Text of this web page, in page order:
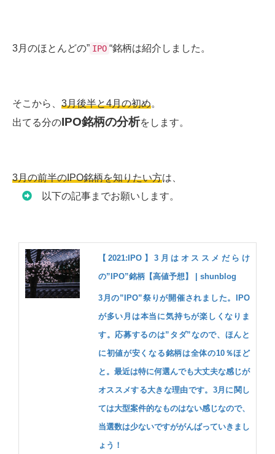
3月のほとんどの” IPO “銘柄は紹介しました。
そこから、 3月後半と4月の初め。
出てる分のIPO銘柄の分析をします。
3月の前半のIPO銘柄を知りたい方は、
以下の記事までお願いします。
【2021:IPO】3月はオススメだらけ
の”IPO”銘柄【高値予想】 | shunblog
3月の”IPO”祭りが開催されました。IPO
が多い月は本当に気持ちが楽しくなりま
す。応募するのは”タダ”なので、ほんと
に初値が安くなる銘柄は全体の10％ほど
と。最近は特に何選んでも大丈夫な感じが
オススメする大きな理由です。3月に関し
ては大型案件的なものはない感じなので、
当選数は少ないですががんばっていきまし
ょう！